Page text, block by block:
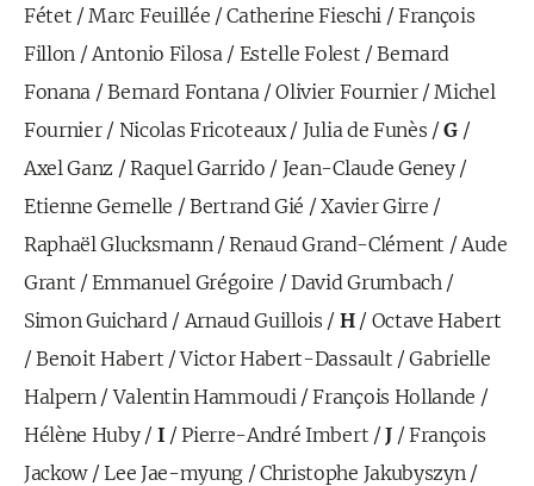
Fétet /Marc Feuillée /Catherine Fieschi/François
Fillon /Antonio Filosa/ Estelle Folest /Bernard
Fonana /Bernard Fontana/Olivier Fournier/Michel
Fournier/ Nicolas Fricoteaux/ Julia de Funès /G /
Axel Ganz /Raquel Garrido / Jean-Claude Geney/
Etienne Gernelle /Bertrand Gié /Xavier Girre /
Raphaël Glucksmann/Renaud Grand-Clément /Aude
Grant /Emmanuel Grégoire /David Grumbach/
Simon Guichard/Arnaud Guillois / H / Octave Habert
/Benoit Habert /Victor Habert-Dassault /Gabrielle
Halpern/Valentin Hammoudi/François Hollande /
Hélène Huby/ I / Pierre-André Imbert /J /François
Jackow/Lee Jae-myung/Christophe Jakubyszyn/